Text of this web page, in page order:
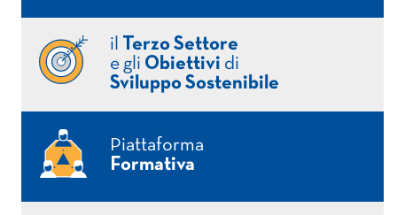
il
Terzo Settore
e gli Obiettivi di
Sviluppo Sostenibile
Piattaforma
Formativa